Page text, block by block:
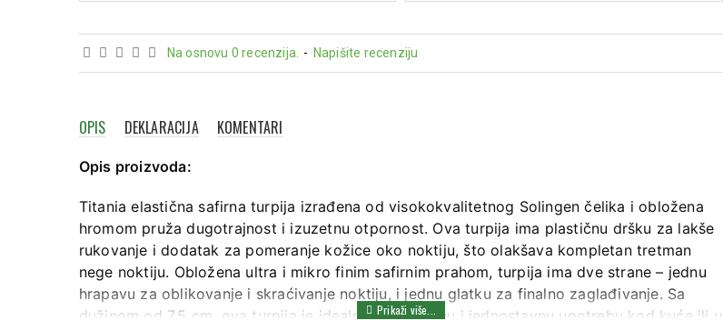
Na osnovu 0 recenzija. - Napišite recenziju
OPIS DEKLARACIJA KOMENTARI
Opis proizvoda:
Titania elastična safirna turpija izrađena od visokokvalitetnog Solingen čelika i obložena
hromom pruža dugotrajnost i izuzetnu otpornost. Ova turpija ima plastičnu dršku za lakše
rukovanje i dodatak za pomeranje kožice oko noktiju, što olakšava kompletan tretman
nege noktiju. Obložena ultra i mikro finim safirnim prahom, turpija ima dve strane – jednu
hrapavu za oblikovanje i skraćivanje noktiju, i jednu glatku za finalno zaglađivanje. Sa
dužinom od 7.5 cm, ova turpija je idealna za preciznu i jednostavnu upotrebu kod kuće ili u